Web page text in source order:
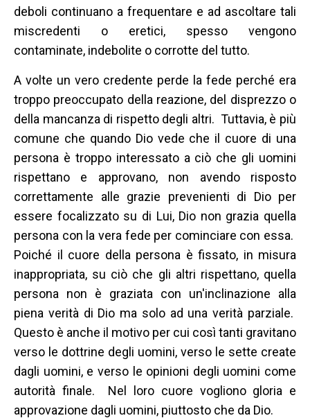
deboli continuano a frequentare e ad ascoltare tali
miscredenti o eretici, spesso vengono
contaminate, indebolite o corrotte del tutto.
A volte un vero credente perde la fede perché era
troppo preoccupato della reazione, del disprezzo o
della mancanza di rispetto degli altri. Tuttavia, è più
comune che quando Dio vede che il cuore di una
persona è troppo interessato a ciò che gli uomini
rispettano e approvano, non avendo risposto
correttamente alle grazie prevenienti di Dio per
essere focalizzato su di Lui, Dio non grazia quella
persona con la vera fede per cominciare con essa.
Poiché il cuore della persona è fissato, in misura
inappropriata, su ciò che gli altri rispettano, quella
persona non è graziata con un'inclinazione alla
piena verità di Dio ma solo ad una verità parziale.
Questo è anche il motivo per cui così tanti gravitano
verso le dottrine degli uomini, verso le sette create
dagli uomini, e verso le opinioni degli uomini come
autorità finale. Nel loro cuore vogliono gloria e
approvazione dagli uomini, piuttosto che da Dio.